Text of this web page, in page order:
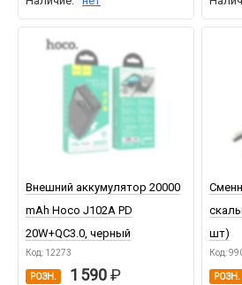
Внешний аккумулятор 20000
mAh Hoco J102A PD
20W+QC3.0, черный
Код: 12273
РОЗН. 1 590
шт)
Код:
РОЗН.